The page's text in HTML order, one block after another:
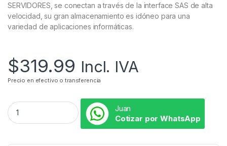
SERVIDORES, se conectan a través de la interface SAS de alta
velocidad, su gran almacenamiento es idóneo para una
variedad de aplicaciones informáticas.
$319.99 Incl. IVA
Precio en efectivo o transferencia
Juan
Cotizar por WhatsApp